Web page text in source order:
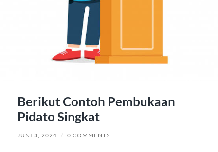
Berikut Contoh Pembukaan
Pidato Singkat
JUNI 3, 2024 / 0 COMMENTS